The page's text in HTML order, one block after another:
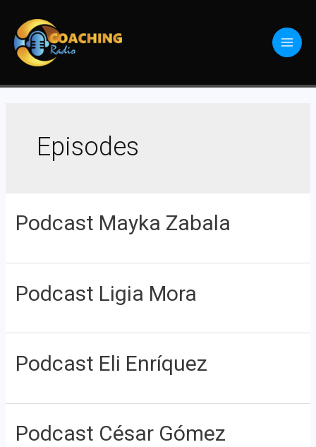
Episodes
Podcast Mayka Zabala
Podcast Ligia Mora
Podcast Eli Enríquez
Podcast César Gómez